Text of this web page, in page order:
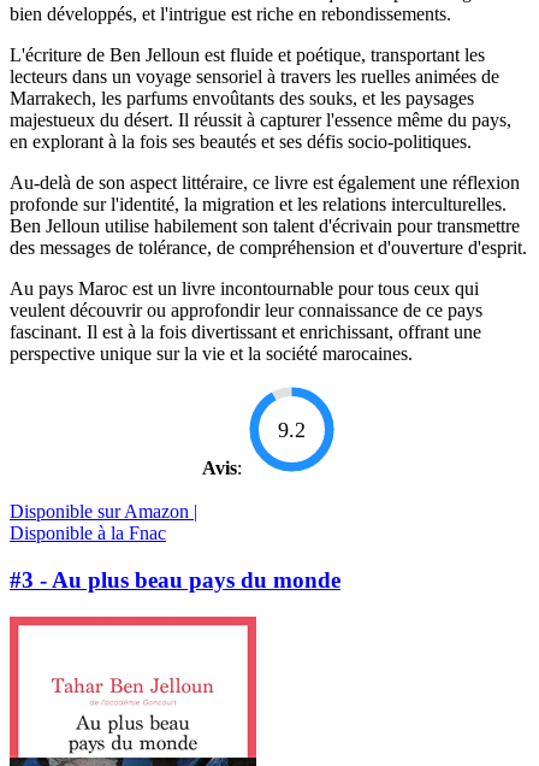
bien développés, et l'intrigue est riche en rebondissements.
L'écriture de Ben Jelloun est fluide et poétique, transportant les
lecteurs dans un voyage sensoriel à travers les ruelles animées de
Marrakech, les parfums envoûtants des souks, et les paysages
majestueux du désert. Il réussit à capturer l'essence même du pays,
en explorant à la fois ses beautés et ses défis socio-politiques.
Au-delà de son aspect littéraire, ce livre est également une réflexion
profonde sur l'identité, la migration et les relations interculturelles.
Ben Jelloun utilise habilement son talent d'écrivain pour transmettre
des messages de tolérance, de compréhension et d'ouverture d'esprit.
Au pays Maroc est un livre incontournable pour tous ceux qui
veulent découvrir ou approfondir leur connaissance de ce pays
fascinant. Il est à la fois divertissant et enrichissant, offrant une
perspective unique sur la vie et la société marocaines.
Avis:
9.2
Disponible sur Amazon |
Disponible à la Fnac
#3 - Au plus beau pays du monde